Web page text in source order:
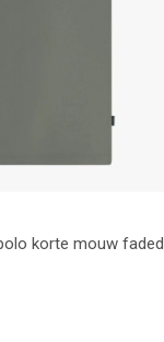
korte mouw faded